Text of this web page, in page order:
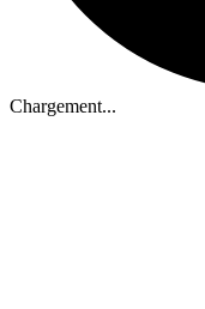
Chargement...